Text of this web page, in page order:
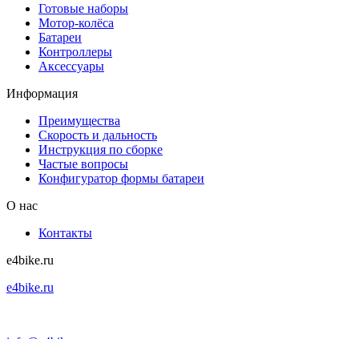
Готовые наборы
Мотор-колёса
Батареи
Контроллеры
Аксессуары
Информация
Преимущества
Скорость и дальность
Инструкция по сборке
Частые вопросы
Конфигуратор формы батареи
О нас
Контакты
e4bike.ru
e4bike.ru